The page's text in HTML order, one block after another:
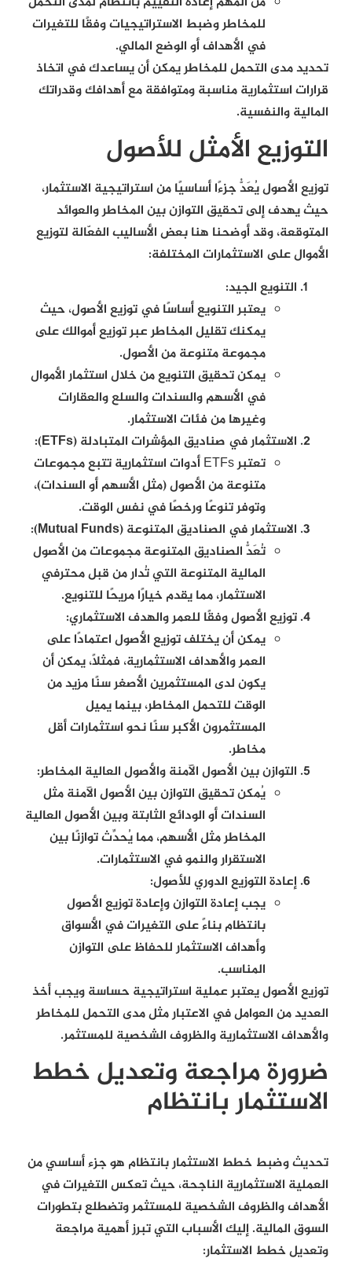
للمخاطر وضبط الاستراتيجيات وفقًا للتغيرات
في الأهداف أو الوضع المالي.
تحديد مدى التحمل للمخاطر يمكن أن يساعدك في اتخاذ
قرارات استثمارية مناسبة ومتوافقة مع أهدافك وقدراتك
المالية والنفسية.
التوزيع الأمثل للأصول
توزيع الأصول يُعَدُّ جزءًا أساسيًا من استراتيجية الاستثمار،
حيث يهدف إلى تحقيق التوازن بين المخاطر والعوائد
المتوقعة، وقد أوضحنا هنا بعض الأساليب الفعّالة لتوزيع
الأموال على الاستثمارات المختلفة:
التنويع الجيد:
يعتبر التنويع أساسًا في توزيع الأصول، حيث
يمكنك تقليل المخاطر عبر توزيع أموالك على
مجموعة متنوعة من الأصول.
يمكن تحقيق التنويع من خلال استثمار الأموال
في الأسهم والسندات والسلع والعقارات
وغيرها من فئات الاستثمار.
الاستثمار في صناديق المؤشرات المتبادلة (ETFs):
تعتبر ETFs أدوات استثمارية تتبع مجموعات
متنوعة من الأصول (مثل الأسهم أو السندات)،
وتوفر تنوعًا ورخصًا في نفس الوقت.
الاستثمار في الصناديق المتنوعة (Mutual Funds):
تُعَدُّ الصناديق المتنوعة مجموعات من الأصول
المالية المتنوعة التي تُدار من قبل محترفي
الاستثمار، مما يقدم خيارًا مريحًا للتنويع.
توزيع الأصول وفقًا للعمر والهدف الاستثماري:
يمكن أن يختلف توزيع الأصول اعتمادًا على
العمر والأهداف الاستثمارية، فمثلاً، يمكن أن
يكون لدى المستثمرين الأصغر سنًا مزيد من
الوقت للتحمل المخاطر، بينما يميل
المستثمرون الأكبر سنًا نحو استثمارات أقل
مخاطر.
التوازن بين الأصول الآمنة والأصول العالية المخاطر:
يُمكن تحقيق التوازن بين الأصول الآمنة مثل
السندات أو الودائع الثابتة وبين الأصول العالية
المخاطر مثل الأسهم، مما يُحدِّث توازنًا بين
الاستقرار والنمو في الاستثمارات.
إعادة التوزيع الدوري للأصول:
يجب إعادة التوازن وإعادة توزيع الأصول
بانتظام بناءً على التغيرات في الأسواق
وأهداف الاستثمار للحفاظ على التوازن
المناسب.
توزيع الأصول يعتبر عملية استراتيجية حساسة ويجب أخذ
العديد من العوامل في الاعتبار مثل مدى التحمل للمخاطر
والأهداف الاستثمارية والظروف الشخصية للمستثمر.
ضرورة مراجعة وتعديل خطط
الاستثمار بانتظام
تحديث وضبط خطط الاستثمار بانتظام هو جزء أساسي من
العملية الاستثمارية الناجحة، حيث تعكس التغيرات في
الأهداف والظروف الشخصية للمستثمر وتضطلع بتطورات
السوق المالية. إليك الأسباب التي تبرز أهمية مراجعة
وتعديل خطط الاستثمار: